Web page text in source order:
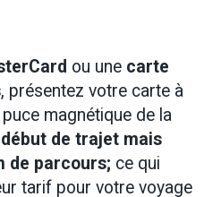
ou une carte
, présentez votre carte à
magnétique de la
de trajet mais
de parcours; ce qui
tarif pour votre voyage